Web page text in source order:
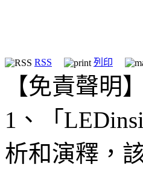
RSS 列印
【免責聲明】
1、「
析和演釋，